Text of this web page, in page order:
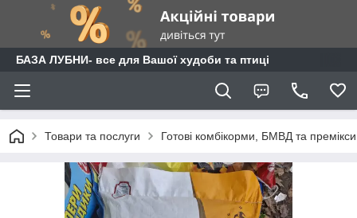
БАЗА ЛУБНИ- все для Вашої худоби та птиці
Товари та послуги Готові комбікорми, БМВД та премікси